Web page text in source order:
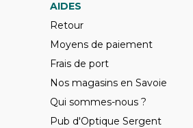
AIDES
Retour
Moyens de paiement
Frais de port
Nos magasins en Savoie
Qui sommes-nous ?
Pub d'Optique Sergent